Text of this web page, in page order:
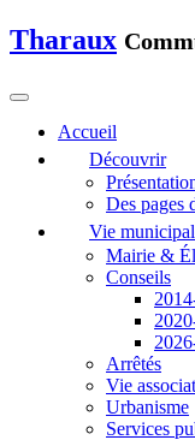
Tharaux
Accueil
Découvrir
Des pages
Vie
Mairie &
Conseils
Arrêtés
Vie
Urbanisme
Services